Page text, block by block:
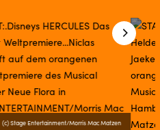
(c) Stage Entertainment/Morris Mac Matzen